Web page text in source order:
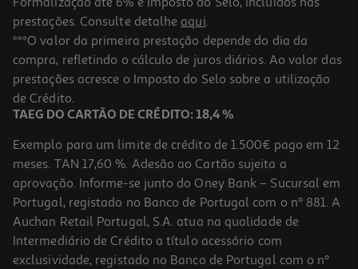
3.8
Vinho Tinto Terras De Alleu Bag In Box 5l
1.6 €/Lt
7,99 €
prestações. Consulte detalhe aqui.
***O valor da primeira prestação depende do dia da
compra, refletindo o cálculo de juros diários. Ao valor das
prestações acresce o Imposto do Selo sobre a utilização
de Crédito.
TAEG DO CARTÃO DE CRÉDITO: 18,4 %
Exemplo para um limite de crédito de 1.500€ pago em 12
meses. TAN 17,60 %. Adesão ao Cartão sujeita a
aprovação. Informe-se junto do Oney Bank – Sucursal em
Portugal, registado no Banco de Portugal com o nº 881. A
Auchan Retail Portugal, S.A. atua na qualidade de
Intermediário de Crédito a título acessório com
exclusividade, registado no Banco de Portugal com o nº